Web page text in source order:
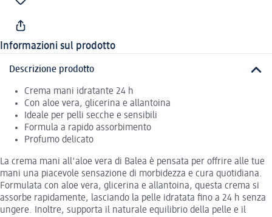
Informazioni sul prodotto
Descrizione prodotto
Crema mani idratante 24 h
Con aloe vera, glicerina e allantoina
Ideale per pelli secche e sensibili
Formula a rapido assorbimento
Profumo delicato
La crema mani all'aloe vera di Balea è pensata per offrire alle tue
mani una piacevole sensazione di morbidezza e cura quotidiana.
Formulata con aloe vera, glicerina e allantoina, questa crema si
assorbe rapidamente, lasciando la pelle idratata fino a 24 h senza
ungere. Inoltre, supporta il naturale equilibrio della pelle e il